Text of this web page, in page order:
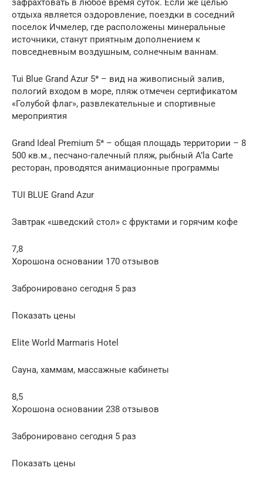
зафрахтовать в любое время суток. Если же целью
отдыха является оздоровление, поездки в соседний
поселок Ичмелер, где расположены минеральные
источники, станут приятным дополнением к
повседневным воздушным, солнечным ваннам.
Tui Blue Grand Azur 5* – вид на живописный залив,
пологий входом в море, пляж отмечен сертификатом
«Голубой флаг», развлекательные и спортивные
мероприятия
Grand Ideal Premium 5* – общая площадь территории – 8
500 кв.м., песчано-галечный пляж, рыбный A’la Carte
ресторан, проводятся анимационные программы
TUI BLUE Grand Azur
Завтрак «шведский стол» с фруктами и горячим кофе
7,8
Хорошона основании 170 отзывов
Забронировано сегодня 5 раз
Показать цены
Elite World Marmaris Hotel
Сауна, хаммам, массажные кабинеты
8,5
Хорошона основании 238 отзывов
Забронировано сегодня 5 раз
Показать цены